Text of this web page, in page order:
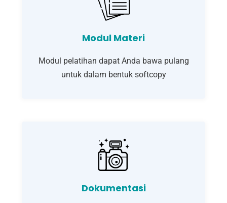
Modul Materi
Modul pelatihan dapat Anda bawa pulang
untuk dalam bentuk softcopy
Dokumentasi